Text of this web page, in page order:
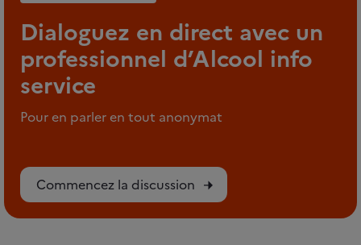
Dialoguez en direct avec un
professionnel d’Alcool info
service
Pour en parler en tout anonymat
Commencez la discussion